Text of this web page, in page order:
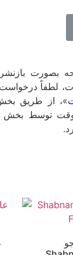
بصورت
لطفاً
»، از طریق
وقت توسط بخش